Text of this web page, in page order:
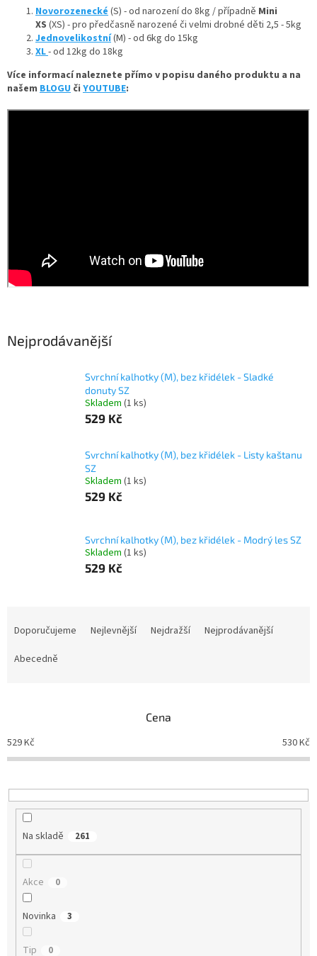
Novorozenecké (S) - od narození do 8kg / případně Mini
XS (XS) - pro předčasně narozené či velmi drobné děti 2,5 - 5kg
Jednovelikostní(M) - od 6kg do 15kg
XL- od 12kg do 18kg
Více informací naleznete přímo v popisu daného produktu a na
našem BLOGU či YOUTUBE:
Nejprodávanější
Svrchní kalhotky (M), bez křidélek - Sladké
donuty SZ
Skladem (1 ks)
529 Kč
Svrchní kalhotky (M), bez křidélek - Listy kaštanu
SZ
Skladem (1 ks)
529 Kč
Svrchní kalhotky (M), bez křidélek - Modrý les SZ
Skladem (1 ks)
529 Kč
o
d
k
t
Doporučujeme Nejlevnější Nejdražší
Nejprodávanější
Abecedně
Cena
529Kč 530Kč
Na skladě 261
Akce 0
Novinka 3
Tip 0